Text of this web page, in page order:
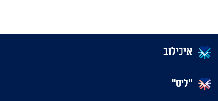
איכילוב
"ליס"